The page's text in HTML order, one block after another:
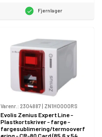
Fjernlager
Varenr.: 2304887 ZN1H0000RS
Evolis Zenius Expert Line -
Plastkortskriver - farge -
fargesublimering/termooverf
øring - CR-80 Card (85.6 x 54